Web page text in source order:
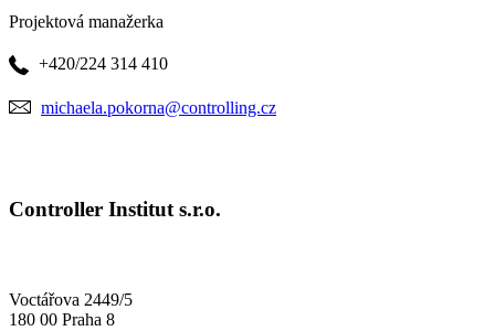
Projektová manažerka
+420/224 314 410
michaela.pokorna@controlling.cz
Controller Institut s.r.o.
Voctářova 2449/5
180 00 Praha 8